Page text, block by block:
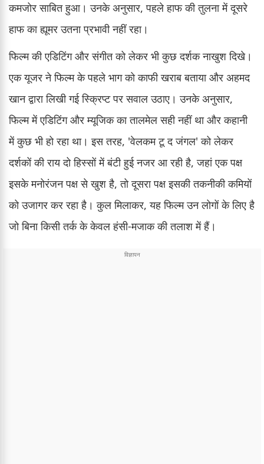
कमजोर साबित हुआ। उनके अनुसार, पहले हाफ की तुलना में दूसरे
हाफ का ह्यूमर उतना प्रभावी नहीं रहा।
फिल्म की एडिटिंग और संगीत को लेकर भी कुछ दर्शक नाखुश दिखे।
एक यूजर ने फिल्म के पहले भाग को काफी खराब बताया और अहमद
खान द्वारा लिखी गई स्क्रिप्ट पर सवाल उठाए। उनके अनुसार,
फिल्म में एडिटिंग और म्यूजिक का तालमेल सही नहीं था और कहानी
में कुछ भी हो रहा था। इस तरह, 'वेलकम टू द जंगल' को लेकर
दर्शकों की राय दो हिस्सों में बंटी हुई नजर आ रही है, जहां एक पक्ष
इसके मनोरंजन पक्ष से खुश है, तो दूसरा पक्ष इसकी तकनीकी कमियों
को उजागर कर रहा है। कुल मिलाकर, यह फिल्म उन लोगों के लिए है
जो बिना किसी तर्क के केवल हंसी-मजाक की तलाश में हैं।